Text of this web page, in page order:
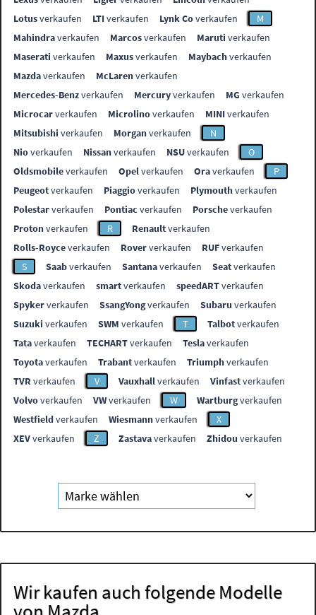
Lotusverkaufen LTIverkaufen Lynk Coverkaufen
M
Mahindraverkaufen Marcosverkaufen Maruti verkaufen
Maserati verkaufen Maxusverkaufen Maybachverkaufen
Mazdaverkaufen McLarenverkaufen
Mercedes-Benzverkaufen Mercuryverkaufen MGverkaufen
Microcarverkaufen Microlinoverkaufen MINIverkaufen
Mitsubishi verkaufen Morganverkaufen
N
Nioverkaufen Nissanverkaufen NSUverkaufen
O
Oldsmobileverkaufen Opelverkaufen Oraverkaufen
P
Peugeotverkaufen Piaggioverkaufen Plymouthverkaufen
Polestarverkaufen Pontiac verkaufen Porscheverkaufen
Protonverkaufen R Renaultverkaufen
Rolls-Royceverkaufen Roververkaufen RUFverkaufen
S
Saabverkaufen Santanaverkaufen Seatverkaufen
Skodaverkaufen smartverkaufen speedARTverkaufen
Spykerverkaufen SsangYongverkaufen Subaru verkaufen
Suzuki verkaufen SWM verkaufen T Talbotverkaufen
Tataverkaufen TECHARTverkaufen Teslaverkaufen
Toyotaverkaufen Trabantverkaufen Triumphverkaufen
TVR verkaufen V Vauxhallverkaufen Vinfastverkaufen
Volvoverkaufen VWverkaufen W Wartburgverkaufen
Westfieldverkaufen Wiesmannverkaufen
X
XEVverkaufen Z Zastavaverkaufen Zhidou verkaufen
Wir kaufen auch folgende Modelle